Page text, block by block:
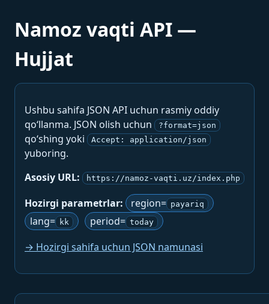
Namoz vaqti API —
Hujjat
Ushbu sahifa JSON API uchun rasmiy oddiy
qo‘llanma. JSON olish uchun
?format=json
qo‘shing yoki Accept: application/json
yuboring.
Asosiy URL:
https://namoz-vaqti.uz/index.php
Hozirgi parametrlar: region= payariq
lang= kk period= today
→ Hozirgi sahifa uchun JSON namunasi